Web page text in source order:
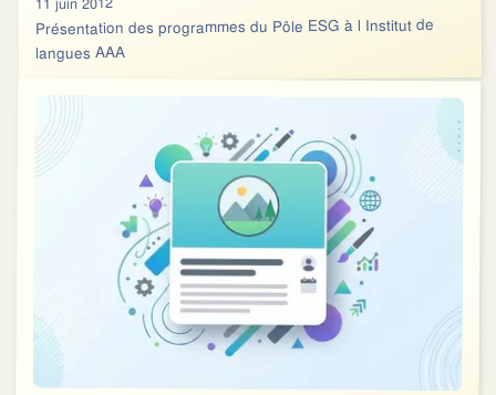
Présentation des programmes du Pôle ESG à l Institut de
langues AAA